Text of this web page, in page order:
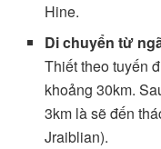
Hine.
Di chuyển từ
Thiết theo tuyến
khoảng 30km.
3km là sẽ đến
Jraiblian).